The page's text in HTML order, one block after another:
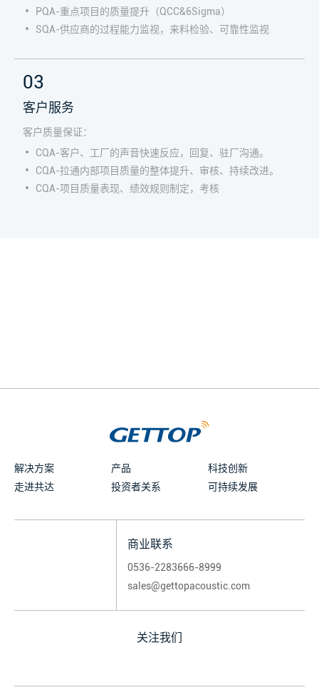
PQA-重点项目的质量提升（QCC&6Sigma）
SQA-供应商的过程能力监视，来料检验、可靠性监视
03
客户服务
客户质量保证：
CQA-客户、工厂的声音快速反应，回复、驻厂沟通。
CQA-拉通内部项目质量的整体提升、审核、持续改进。
CQA-项目质量表现、绩效规则制定，考核
解决方案 产品
科技创新
走进共达
投资者关系 可持续发展
商业联系
0536-2283666-8999
sales@gettopacoustic.com
关注我们